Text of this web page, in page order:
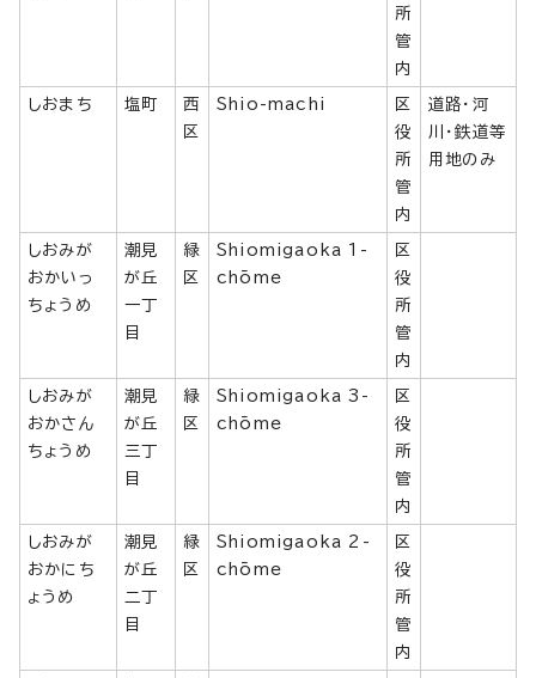
所
管
内
しおまち 塩町
西
区
Shio-machi
区
役
所
管
内
道路・河
川・鉄道等
用地のみ
しおみが
おかいっ
ちょうめ
潮見
が丘
一丁
目
緑
区
Shiomigaoka 1-
chōme
区
役
所
管
内
しおみが
おかさん
ちょうめ
潮見
が丘
三丁
目
緑
区
Shiomigaoka 3-
chōme
区
役
所
管
内
しおみが
おかにち
ょうめ
潮見
が丘
二丁
目
緑
区
Shiomigaoka 2-
chōme
区
役
所
管
内